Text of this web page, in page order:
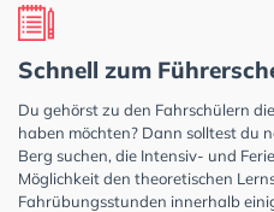
Schnell zum
Du gehörst zu den Fahrschülern
haben möchten? Dann solltest du
Berg suchen, die Intensiv- und
Möglichkeit den theoretischen
Fahrübungsstunden innerhalb